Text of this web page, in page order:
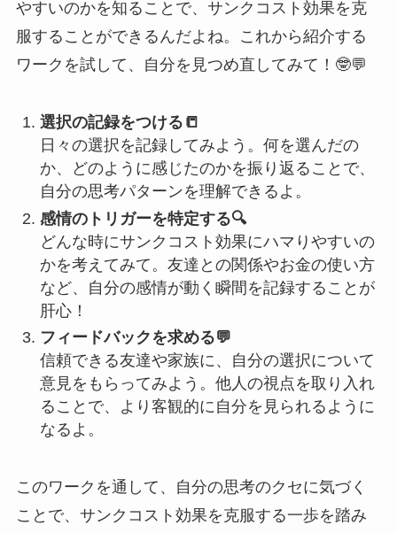
やすいのかを知ることで、サンクコスト効果を克
服することができるんだよね。これから紹介する
ワークを試して、自分を見つめ直してみて！🤓💬
選択の記録をつける📒
日々の選択を記録してみよう。何を選んだの
か、どのように感じたのかを振り返ることで、
自分の思考パターンを理解できるよ。
感情のトリガーを特定する🔍
どんな時にサンクコスト効果にハマりやすいの
かを考えてみて。友達との関係やお金の使い方
など、自分の感情が動く瞬間を記録することが
肝心！
フィードバックを求める💬
信頼できる友達や家族に、自分の選択について
意見をもらってみよう。他人の視点を取り入れ
ることで、より客観的に自分を見られるように
なるよ。
このワークを通して、自分の思考のクセに気づく
ことで、サンクコスト効果を克服する一歩を踏み